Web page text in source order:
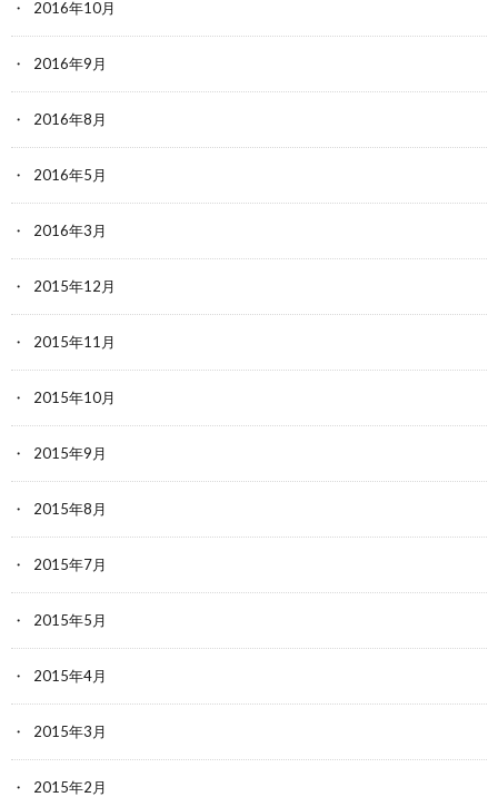
2016年10月
2016年9月
2016年8月
2016年5月
2016年3月
2015年12月
2015年11月
2015年10月
2015年9月
2015年8月
2015年7月
2015年5月
2015年4月
2015年3月
2015年2月